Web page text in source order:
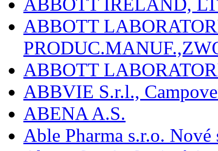
ABBOTT IRELAND,
ABBOTT
ABBOTT
ABBVIE S.r.l.,
ABENA A.S.
Able Pharma s.r.o.